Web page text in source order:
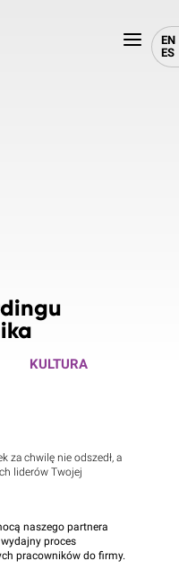
EN
ES
KULTURA
za chwilę nie odszedł, a
liderów Twojej
naszego partnera
proces
pracowników do firmy.